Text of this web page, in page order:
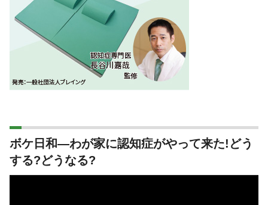
ボケ日和―わが家に認知症がやって来た!どう
する?どうなる?